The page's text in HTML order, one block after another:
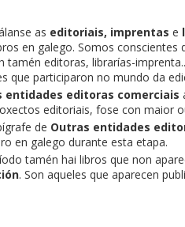
as editoriais, imprentas e
en galego. Somos
tamén editoras, librarías-
que participaron no mundo da
entidades editoras comerciais
editoriais, fose con maior
de Outras entidades
en galego durante esta etapa.
tamén hai libros que non
. Son aqueles que aparecen